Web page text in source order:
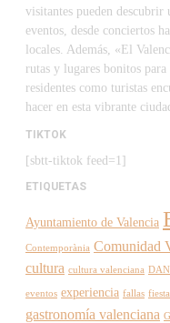
visitantes pueden
eventos, desde conciertos
locales. Además, «El
rutas y lugares bonitos
residentes como turistas
hacer en esta vibrante
TIKTOK
[sbtt-tiktok feed=1]
ETIQUETAS
Ayuntamiento de Valencia
Contemporània Comunidad
cultura cultura valenciana
eventos experiencia fallas fiesta
gastronomía valenciana